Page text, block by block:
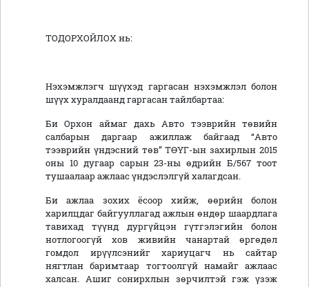
ТОДОРХОЙЛОХ нь:
Нэхэмжлэгч шүүхэд гаргасан нэхэмжлэл болон
шүүх хуралдаанд гаргасан тайлбартаа:
Би Орхон аймаг дахь Авто тээврийн төвийн
салбарын даргаар ажиллаж байгаад “Авто
тээврийн үндэсний төв” ТӨҮГ-ын захирлын 2015
оны 10 дугаар сарын 23-ны өдрийн Б/567 тоот
тушаалаар ажлаас үндэслэлгүй халагдсан.
Би ажлаа зохих ёсоор хийж, өөрийн болон
харилцдаг байгууллагад ажлын өндөр шаардлага
тавихад түүнд дургүйцэн гүтгэлэгийн болон
нотлогоогүй хов живийн чанартай өргөдөл
гомдол ирүүлсэнийг хариуцагч нь сайтар
нягтлан баримтаар тогтоолгүй намайг ажлаас
халсан. Ашиг сонирхлын зөрчилтэй гэж үзэж